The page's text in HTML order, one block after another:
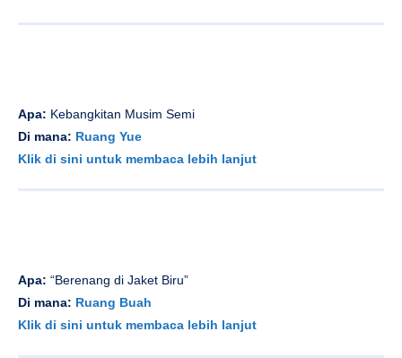
Apa: Kebangkitan Musim Semi
Di mana: Ruang Yue
Klik di sini untuk membaca lebih lanjut
Apa: “Berenang di Jaket Biru”
Di mana: Ruang Buah
Klik di sini untuk membaca lebih lanjut